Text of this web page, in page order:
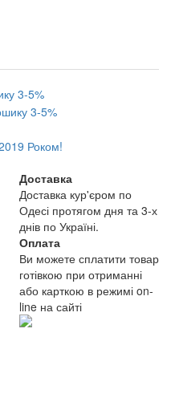
3-5%
Доставка
Доставка кур'єром по
Одесі протягом дня та 3-х
днів по Україні.
Оплата
Ви можете сплатити товар
готівкою при отриманні
або карткою в режимі on-
line на сайті